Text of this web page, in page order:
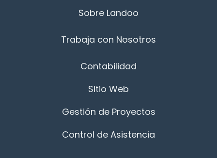
Sobre Landoo
Trabaja con Nosotros
Contabilidad
Sitio Web
Gestión de Proyectos
Control de Asistencia